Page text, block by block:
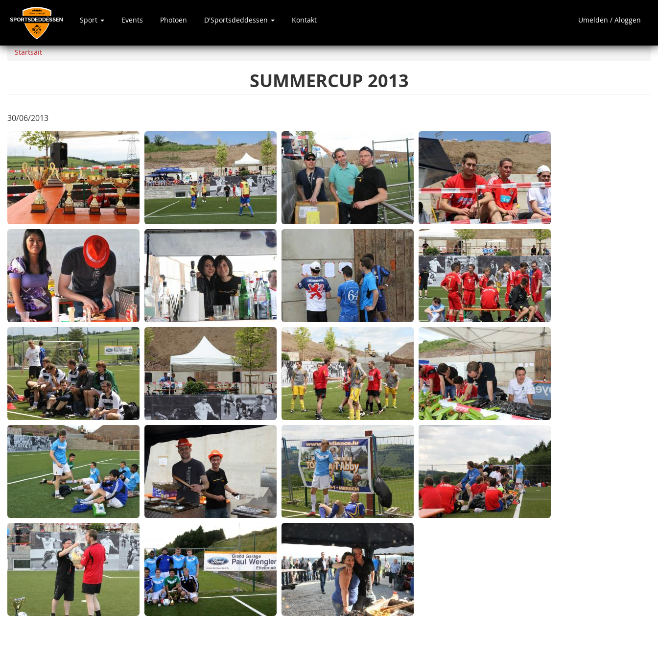
zum
Inhalt
Sport Events Photoen D'Sportsdeddessen Kontakt Umelden / Aloggen
Startsäit
SUMMERCUP 2013
30/06/2013